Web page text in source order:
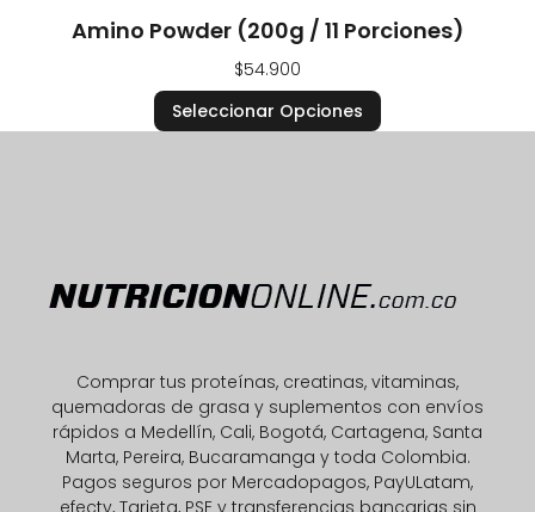
Amino Powder (200g / 11 Porciones)
$54.900
Seleccionar Opciones
Comprar tus proteínas, creatinas, vitaminas,
quemadoras de grasa y suplementos con envíos
rápidos a Medellín, Cali, Bogotá, Cartagena, Santa
Marta, Pereira, Bucaramanga y toda Colombia.
Pagos seguros por Mercadopagos, PayULatam,